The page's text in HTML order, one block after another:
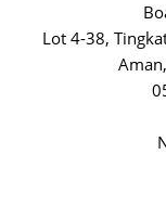
Lot 4-38,